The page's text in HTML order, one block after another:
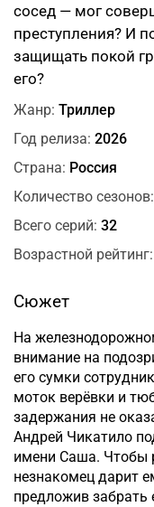
сосед — мог
преступления? И
защищать покой
его?
Жанр: Триллер
Год релиза: 2026
Страна: Россия
Количество сезонов:
Всего серий: 32
Возрастной рейтинг:
Сюжет
На
внимание на
его сумки
моток верёвки и
задержания не
Андрей Чикатило
имени Саша. Чтобы
незнакомец дарит
предложив забрать